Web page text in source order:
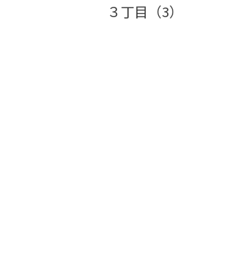
３丁目（3）